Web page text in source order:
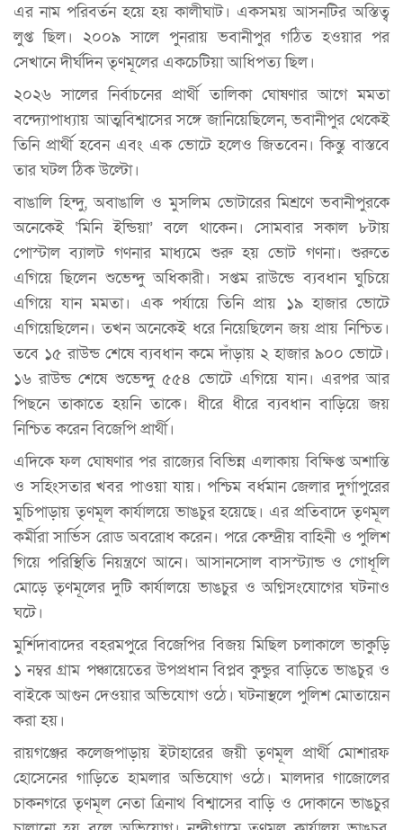
এর নাম পরিবর্তন হয়ে হয় কালীঘাট। একসময় আসনটির অস্তিত্ব
লুপ্ত ছিল। ২০০৯ সালে পুনরায় ভবানীপুর গঠিত হওয়ার পর
সেখানে দীর্ঘদিন তৃণমূলের একচেটিয়া আধিপত্য ছিল।
২০২৬ সালের নির্বাচনের প্রার্থী তালিকা ঘোষণার আগে মমতা
বন্দ্যোপাধ্যায় আত্মবিশ্বাসের সঙ্গে জানিয়েছিলেন, ভবানীপুর থেকেই
তিনি প্রার্থী হবেন এবং এক ভোটে হলেও জিতবেন। কিন্তু বাস্তবে
তার ঘটল ঠিক উল্টো।
বাঙালি হিন্দু, অবাঙালি ও মুসলিম ভোটারের মিশ্রণে ভবানীপুরকে
অনেকেই ‘মিনি ইন্ডিয়া’ বলে থাকেন। সোমবার সকাল ৮টায়
পোস্টাল ব্যালট গণনার মাধ্যমে শুরু হয় ভোট গণনা। শুরুতে
এগিয়ে ছিলেন শুভেন্দু অধিকারী। সপ্তম রাউন্ডে ব্যবধান ঘুচিয়ে
এগিয়ে যান মমতা। এক পর্যায়ে তিনি প্রায় ১৯ হাজার ভোটে
এগিয়েছিলেন। তখন অনেকেই ধরে নিয়েছিলেন জয় প্রায় নিশ্চিত।
তবে ১৫ রাউন্ড শেষে ব্যবধান কমে দাঁড়ায় ২ হাজার ৯০০ ভোটে।
১৬ রাউন্ড শেষে শুভেন্দু ৫৫৪ ভোটে এগিয়ে যান। এরপর আর
পিছনে তাকাতে হয়নি তাকে। ধীরে ধীরে ব্যবধান বাড়িয়ে জয়
নিশ্চিত করেন বিজেপি প্রার্থী।
এদিকে ফল ঘোষণার পর রাজ্যের বিভিন্ন এলাকায় বিক্ষিপ্ত অশান্তি
ও সহিংসতার খবর পাওয়া যায়। পশ্চিম বর্ধমান জেলার দুর্গাপুরের
মুচিপাড়ায় তৃণমূল কার্যালয়ে ভাঙচুর হয়েছে। এর প্রতিবাদে তৃণমূল
কর্মীরা সার্ভিস রোড অবরোধ করেন। পরে কেন্দ্রীয় বাহিনী ও পুলিশ
গিয়ে পরিস্থিতি নিয়ন্ত্রণে আনে। আসানসোল বাসস্ট্যান্ড ও গোধূলি
মোড়ে তৃণমূলের দুটি কার্যালয়ে ভাঙচুর ও অগ্নিসংযোগের ঘটনাও
ঘটে।
মুর্শিদাবাদের বহরমপুরে বিজেপির বিজয় মিছিল চলাকালে ভাকুড়ি
১ নম্বর গ্রাম পঞ্চায়েতের উপপ্রধান বিপ্লব কুন্ডুর বাড়িতে ভাঙচুর ও
বাইকে আগুন দেওয়ার অভিযোগ ওঠে। ঘটনাস্থলে পুলিশ মোতায়েন
করা হয়।
রায়গঞ্জের কলেজপাড়ায় ইটাহারের জয়ী তৃণমূল প্রার্থী মোশারফ
হোসেনের গাড়িতে হামলার অভিযোগ ওঠে। মালদার গাজোলের
চাকনগরে তৃণমূল নেতা ত্রিনাথ বিশ্বাসের বাড়ি ও দোকানে ভাঙচুর